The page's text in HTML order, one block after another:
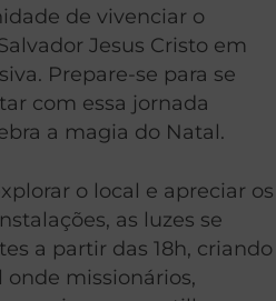
de vivenciar o
Jesus Cristo em
Prepare-se para se
com essa jornada
a magia do Natal.
o local e apreciar os
as luzes se
a partir das 18h, criando
missionários,